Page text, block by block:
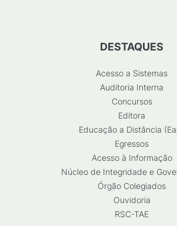
DESTAQUES
Acesso a Sistemas
Auditoria Interna
Concursos
Editora
Educação a Distância
Egressos
Acesso à Informação
Núcleo de Integridade e
Órgão Colegiados
Ouvidoria
RSC-TAE